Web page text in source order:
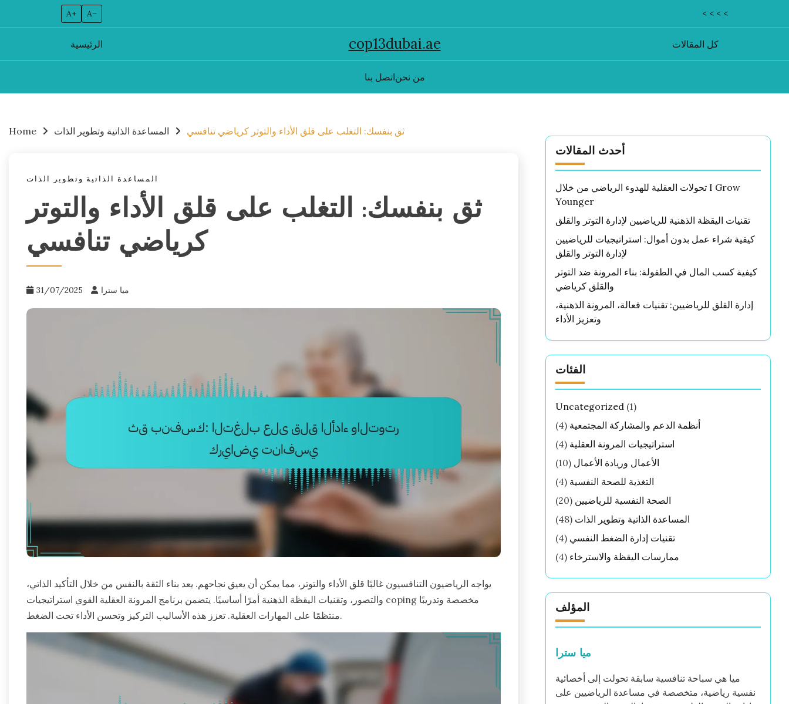
A+ A– < < < <
الرئيسية cop13dubai.ae كل المقالات
اتصل بنامن نحن
content
Home المساعدة الذاتية وتطوير الذات ثق بنفسك: التغلب على قلق الأداء والتوتر كرياضي تنافسي
المساعدة الذاتية وتطوير الذات
ثق بنفسك: التغلب على قلق الأداء والتوتر
كرياضي تنافسي
31/07/2025 ميا سترا
يواجه الرياضيون التنافسيون غالبًا قلق الأداء والتوتر، مما يمكن أن يعيق نجاحهم. يعد بناء الثقة بالنفس من خلال التأكيد الذاتي،
والتصور، وتقنيات اليقظة الذهنية أمرًا أساسيًا. يتضمن برنامج المرونة العقلية القوي استراتيجيات coping مخصصة وتدريبًا
منتظمًا على المهارات العقلية. تعزز هذه الأساليب التركيز وتحسن الأداء تحت الضغط.
أحدث المقالات
تحولات العقلية للهدوء الرياضي من خلال I Grow
Younger
تقنيات اليقظة الذهنية للرياضيين لإدارة التوتر والقلق
كيفية شراء عمل بدون أموال: استراتيجيات للرياضيين
لإدارة التوتر والقلق
كيفية كسب المال في الطفولة: بناء المرونة ضد التوتر
والقلق كرياضي
إدارة القلق للرياضيين: تقنيات فعالة، المرونة الذهنية،
وتعزيز الأداء
الفئات
Uncategorized(1)
أنظمة الدعم والمشاركة المجتمعية (4)
استراتيجيات المرونة العقلية (4)
الأعمال وريادة الأعمال (10)
التغذية للصحة النفسية (4)
الصحة النفسية للرياضيين (20)
المساعدة الذاتية وتطوير الذات (48)
تقنيات إدارة الضغط النفسي (4)
ممارسات اليقظة والاسترخاء (4)
المؤلف
ميا سترا
ميا هي سباحة تنافسية سابقة تحولت إلى أخصائية
نفسية رياضية، متخصصة في مساعدة الرياضيين على